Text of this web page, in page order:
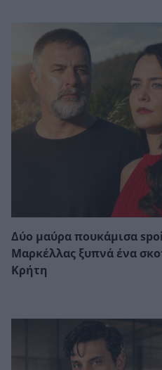
Δύο μαύρα πουκάμισα
Μαρκέλλας ξυπνά ένα
Κρήτη